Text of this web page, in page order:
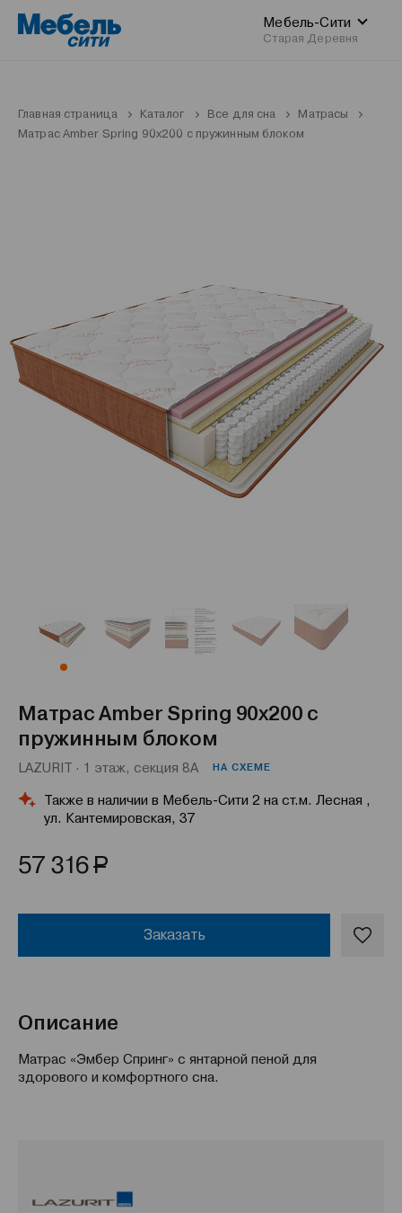
Мебель-Сити
Старая Деревня
Главная страница Каталог Все для сна
Матрасы
Матрас Amber Spring 90x200 с пружинным блоком
Матрас Amber Spring 90x200 с
пружинным блоком
LAZURIT · 1 этаж, секция 8А НА СХЕМЕ
Также в наличии в Мебель-Сити 2 на ст.м. Лесная ,
ул. Кантемировская, 37
57 316Р
Заказать
Описание
Матрас «Эмбер Спринг» с янтарной пеной для
здорового и комфортного сна.